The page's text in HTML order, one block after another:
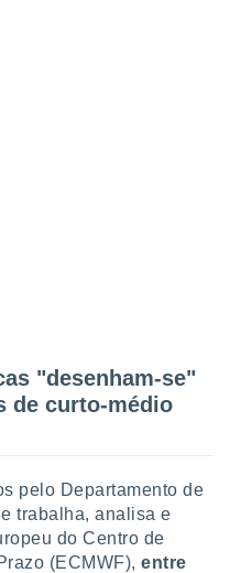
"desenham-se"
de curto-médio
pelo Departamento de
trabalha, analisa e
do Centro de
(ECMWF),entre